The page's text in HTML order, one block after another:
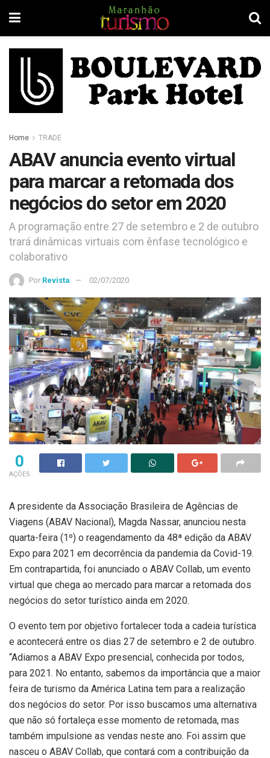
Home TRADE
ABAV anuncia evento virtual
para marcar a retomada dos
negócios do setor em 2020
A programação entre 27 de setembro e 2 de outubro
trará dinâmicas virtuais com ênfase tecnológico e
colaborativo
Por Revista 02/07/2020
0
AÇÕES
A presidente da Associação Brasileira de Agências de
Viagens (ABAV Nacional), Magda Nassar, anunciou nesta
quarta-feira (1º) o reagendamento da 48ª edição da ABAV
Expo para 2021 em decorrência da pandemia da Covid-19.
Em contrapartida, foi anunciado o ABAV Collab, um evento
virtual que chega ao mercado para marcar a retomada dos
negócios do setor turístico ainda em 2020.
O evento tem por objetivo fortalecer toda a cadeia turística
e acontecerá entre os dias 27 de setembro e 2 de outubro.
“Adiamos a ABAV Expo presencial, conhecida por todos,
para 2021. No entanto, sabemos da importância que a maior
feira de turismo da América Latina tem para a realização
dos negócios do setor. Por isso buscamos uma alternativa
que não só fortaleça esse momento de retomada, mas
também impulsione as vendas neste ano. Foi assim que
nasceu o ABAV Collab, que contará com a contribuição da